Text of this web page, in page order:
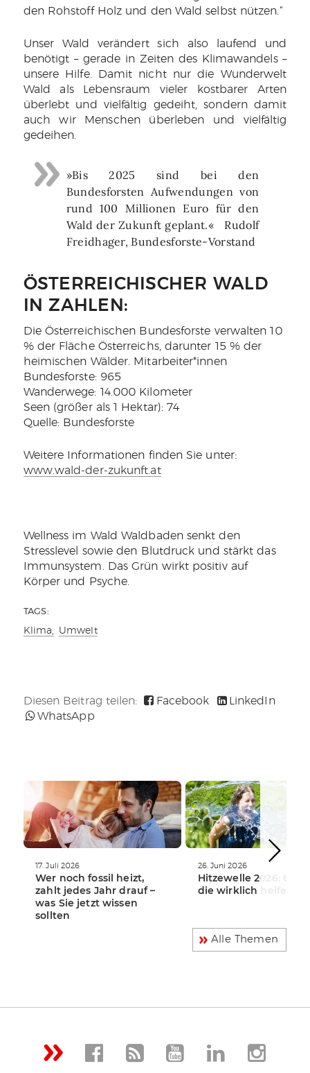
den Rohstoff Holz und den Wald selbst nützen.“
Unser Wald verändert sich also laufend und
benötigt – gerade in Zeiten des Klimawandels –
unsere Hilfe. Damit nicht nur die Wunderwelt
Wald als Lebensraum vieler kostbarer Arten
überlebt und vielfältig gedeiht, sondern damit
auch wir Menschen überleben und vielfältig
gedeihen.
»Bis 2025 sind bei den
Bundesforsten Aufwendungen von
rund 100 Millionen Euro für den
Wald der Zukunft geplant.« Rudolf
Freidhager, Bundesforste-Vorstand
ÖSTERREICHISCHER WALD
IN ZAHLEN:
Die Österreichischen Bundesforste verwalten 10
% der Fläche Österreichs, darunter 15 % der
heimischen Wälder. Mitarbeiter*innen
Bundesforste: 965
Wanderwege: 14.000 Kilometer
Seen (größer als 1 Hektar): 74
Quelle: Bundesforste
Weitere Informationen finden Sie unter:
www.wald-der-zukunft.at
Wellness im Wald Waldbaden senkt den
Stresslevel sowie den Blutdruck und stärkt das
Immunsystem. Das Grün wirkt positiv auf
Körper und Psyche.
TAGS:
Klima, Umwelt
Diesen Beitrag teilen: Facebook
LinkedIn
WhatsApp
WEITERLESEN
17. Juli 2026
Wer noch fossil heizt,
zahlt jedes Jahr drauf –
was Sie jetzt wissen
sollten
WEITERLESEN
26. Juni 2026
Hitzewelle 2026: 6
die wirklich helfen
Alle Themen